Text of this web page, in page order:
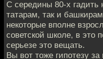
С середины 80-х гадить
татарам, так и
некоторые вполне
советской школе, в это
серьезе это вещать.
Вы вот тоже гипотезу